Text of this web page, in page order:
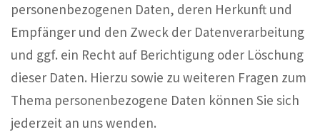
personenbezogenen Daten, deren Herkunft und
Empfänger und den Zweck der Datenverarbeitung
und ggf. ein Recht auf Berichtigung oder Löschung
dieser Daten. Hierzu sowie zu weiteren Fragen zum
Thema personenbezogene Daten können Sie sich
jederzeit an uns wenden.